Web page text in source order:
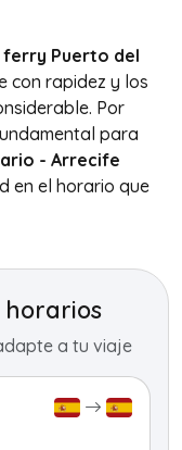
Puerto del
con rapidez y los
Por
para
- Arrecife
en el horario que
a tu viaje